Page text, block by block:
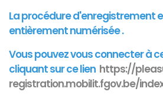
La procédure d'enregistrement
entièrement numérisée .
Vous pouvez vous connecter à
cliquant sur ce lien https://
registration.mobilit.fgov.be/